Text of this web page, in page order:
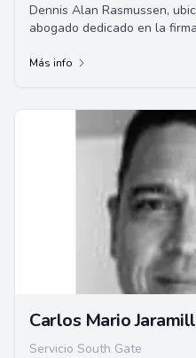
Dennis Alan Rasmussen,
abogado dedicado en la
Más info
Carlos Mario
Servicio South Gate